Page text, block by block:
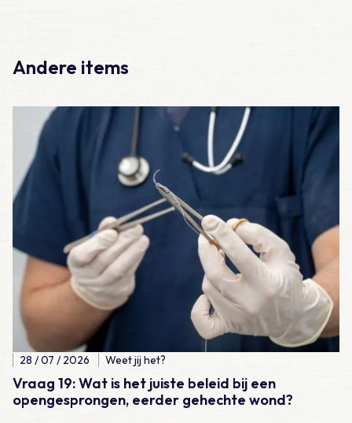
Andere items
Vraag 19: Wat is het juiste beleid bij een
opengesprongen, eerder gehechte wond?
28 / 07 / 2026 Weet jij het?
Lees meer over Vraag 19: Wat is het juiste beleid bij een